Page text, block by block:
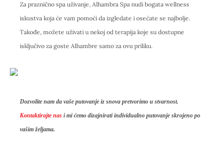
Za praznično spa uživanje, Alhambra Spa nudi bogata wellness
iskustva koja će vam pomoći da izgledate i osećate se najbolje.
Takođe, možete uživati u nekoj od terapija koje su dostupne
isključivo za goste Alhambre samo za ovu priliku.
Dozvolite nam da vaše putovanje iz snova pretvorimo u stvarnost.
Kontaktirajte nas i mi ćemo dizajnirati individualno putovanje skrojeno po
vašim željama.